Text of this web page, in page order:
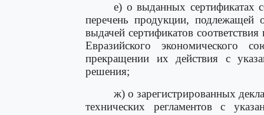
е) о выданных сертификатах
перечень продукции, подлежащей
выдачей сертификатов
Евразийского экономического
прекращении их действия с
решения;
ж) о зарегистрированных
технических регламентов с